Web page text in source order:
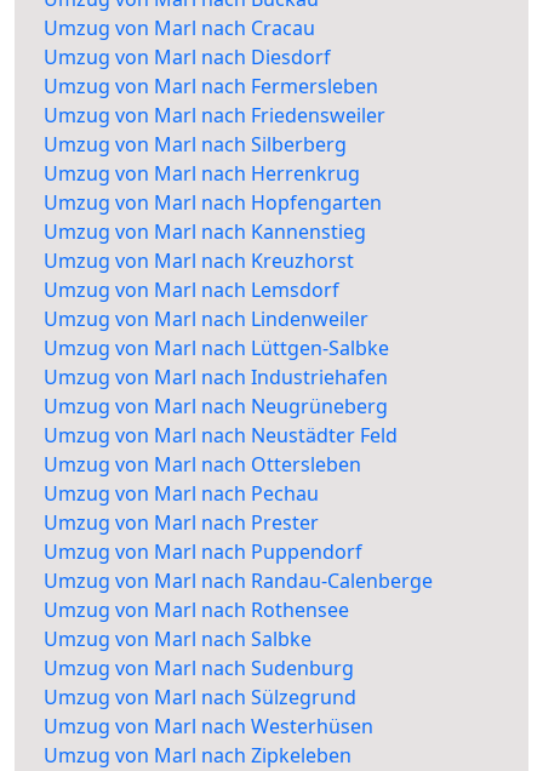
Umzug von Marl nach Cracau
Umzug von Marl nach Diesdorf
Umzug von Marl nach Fermersleben
Umzug von Marl nach Friedensweiler
Umzug von Marl nach Silberberg
Umzug von Marl nach Herrenkrug
Umzug von Marl nach Hopfengarten
Umzug von Marl nach Kannenstieg
Umzug von Marl nach Kreuzhorst
Umzug von Marl nach Lemsdorf
Umzug von Marl nach Lindenweiler
Umzug von Marl nach Lüttgen-Salbke
Umzug von Marl nach Industriehafen
Umzug von Marl nach Neugrüneberg
Umzug von Marl nach Neustädter Feld
Umzug von Marl nach Ottersleben
Umzug von Marl nach Pechau
Umzug von Marl nach Prester
Umzug von Marl nach Puppendorf
Umzug von Marl nach Randau-Calenberge
Umzug von Marl nach Rothensee
Umzug von Marl nach Salbke
Umzug von Marl nach Sudenburg
Umzug von Marl nach Sülzegrund
Umzug von Marl nach Westerhüsen
Umzug von Marl nach Zipkeleben